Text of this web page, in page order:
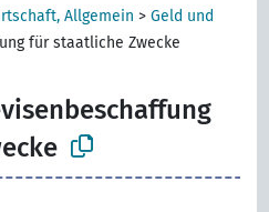
Allgemein >Geld und
für staatliche Zwecke